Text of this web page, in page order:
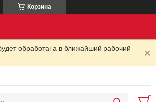
Корзина
обработана в ближайший рабочий